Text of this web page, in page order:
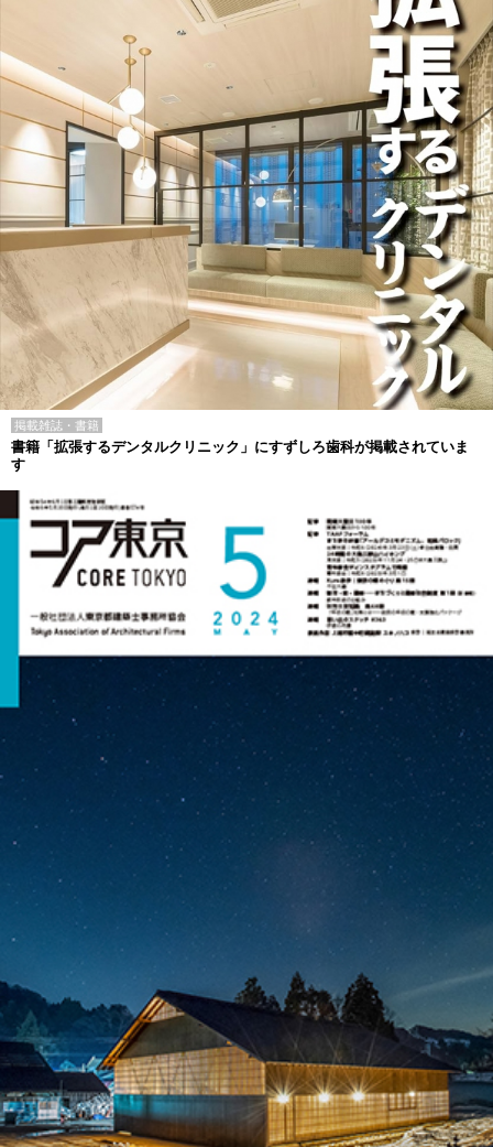
掲載雑誌・書籍
書籍「拡張するデンタルクリニック」にすずしろ歯科が掲載されていま
す